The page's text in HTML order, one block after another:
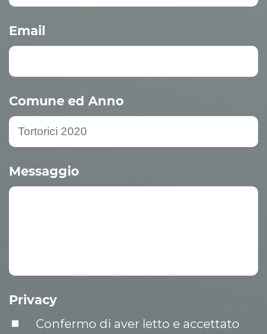
Email
Comune ed Anno
Messaggio
Privacy
Confermo di aver letto e accettato